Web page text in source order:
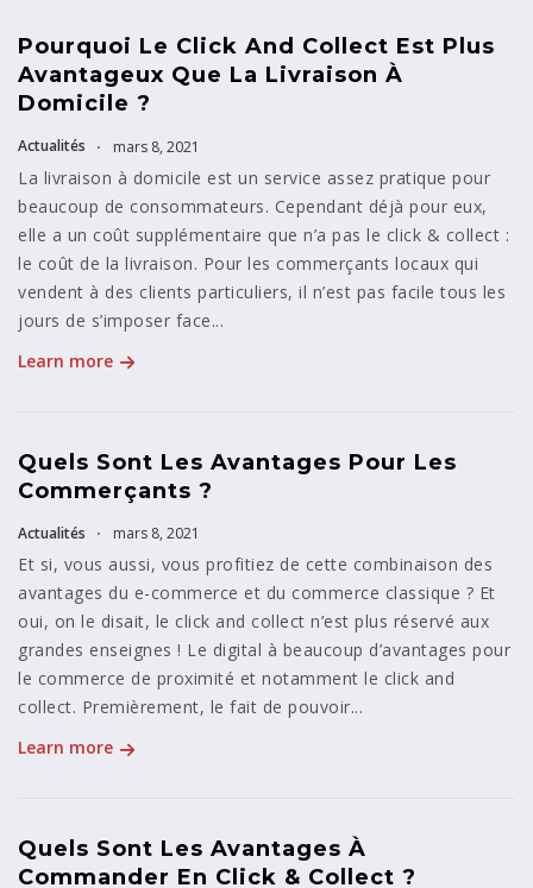
Pourquoi Le Click And Collect Est Plus
Avantageux Que La Livraison À
Domicile ?
Actualités mars 8, 2021
La livraison à domicile est un service assez pratique pour
beaucoup de consommateurs. Cependant déjà pour eux,
elle a un coût supplémentaire que n’a pas le click & collect :
le coût de la livraison. Pour les commerçants locaux qui
vendent à des clients particuliers, il n’est pas facile tous les
jours de s’imposer face...
Learn more
Quels Sont Les Avantages Pour Les
Commerçants ?
Actualités mars 8, 2021
Et si, vous aussi, vous profitiez de cette combinaison des
avantages du e-commerce et du commerce classique ? Et
oui, on le disait, le click and collect n’est plus réservé aux
grandes enseignes ! Le digital à beaucoup d’avantages pour
le commerce de proximité et notamment le click and
collect. Premièrement, le fait de pouvoir...
Learn more
Quels Sont Les Avantages À
Commander En Click & Collect ?